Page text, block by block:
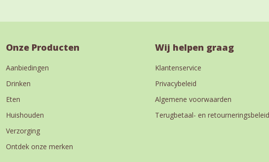
Onze Producten
Aanbiedingen
Drinken
Eten
Huishouden
Verzorging
Ontdek onze merken
Wij helpen graag
Klantenservice
Privacybeleid
Algemene voorwaarden
Terugbetaal- en retourneringsbeleid